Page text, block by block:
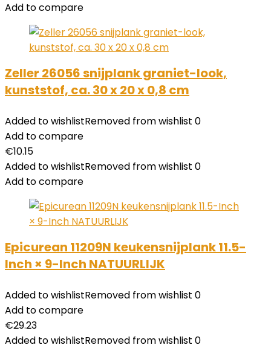
Add to compare
Zeller 26056 snijplank graniet-look,
kunststof, ca. 30 x 20 x 0,8 cm
Added to wishlistRemoved from wishlist 0
Add to compare
€10.15
Added to wishlistRemoved from wishlist 0
Add to compare
Epicurean 11209N keukensnijplank 11.5-
Inch × 9-Inch NATUURLIJK
Added to wishlistRemoved from wishlist 0
Add to compare
€29.23
Added to wishlistRemoved from wishlist 0